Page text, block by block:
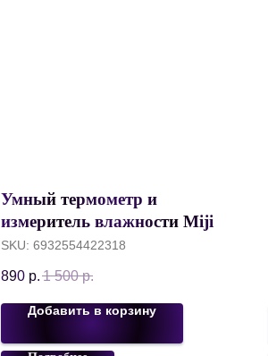
Умный термометр и
измеритель влажности Mijia
Thermometr and Hygrometr 3
mini, Bluetooth 5.0, Батарея
CR2450, Белый
SKU: 6932554422318
890 р. 1 500 р.
Добавить в корзину